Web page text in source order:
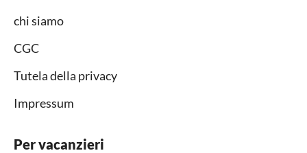
chi siamo
CGC
Tutela della privacy
Impressum
Per vacanzieri